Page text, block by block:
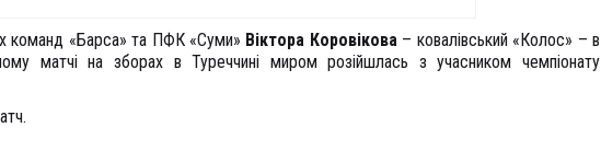
команд «Барса» та ПФК «Суми» Віктора Коровікова– ковалівський «Колос» – в
матчі на зборах в Туреччині миром розійшлась з учасником чемпіонату